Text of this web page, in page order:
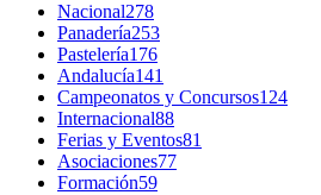
Nacional278
Panadería253
Pastelería176
Andalucía141
Campeonatos y Concursos124
Internacional88
Ferias y Eventos81
Asociaciones77
Formación59